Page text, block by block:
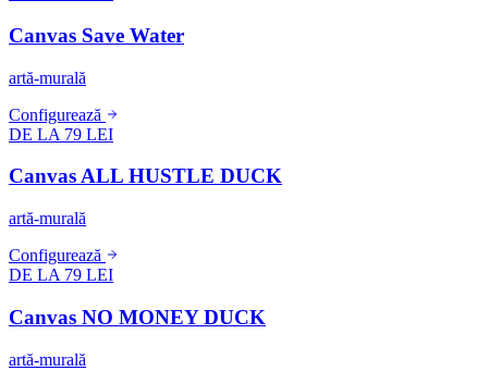
Canvas Save Water
artă-murală
Configurează
DE LA 79 LEI
Canvas ALL HUSTLE DUCK
artă-murală
Configurează
DE LA 79 LEI
Canvas NO MONEY DUCK
artă-murală